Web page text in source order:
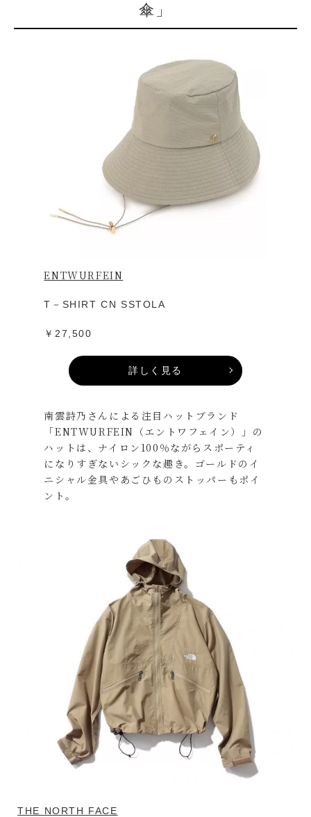
傘」
ENTWURFEIN
T－SHIRT CN SSTOLA
￥27,500
詳しく見る
南雲詩乃さんによる注目ハットブランド
「ENTWURFEIN（エントワフェイン）」の
ハットは、ナイロン100％ながらスポーティ
になりすぎないシックな趣き。ゴールドのイ
ニシャル金具やあごひものストッパーもポイ
ント。
THE NORTH FACE